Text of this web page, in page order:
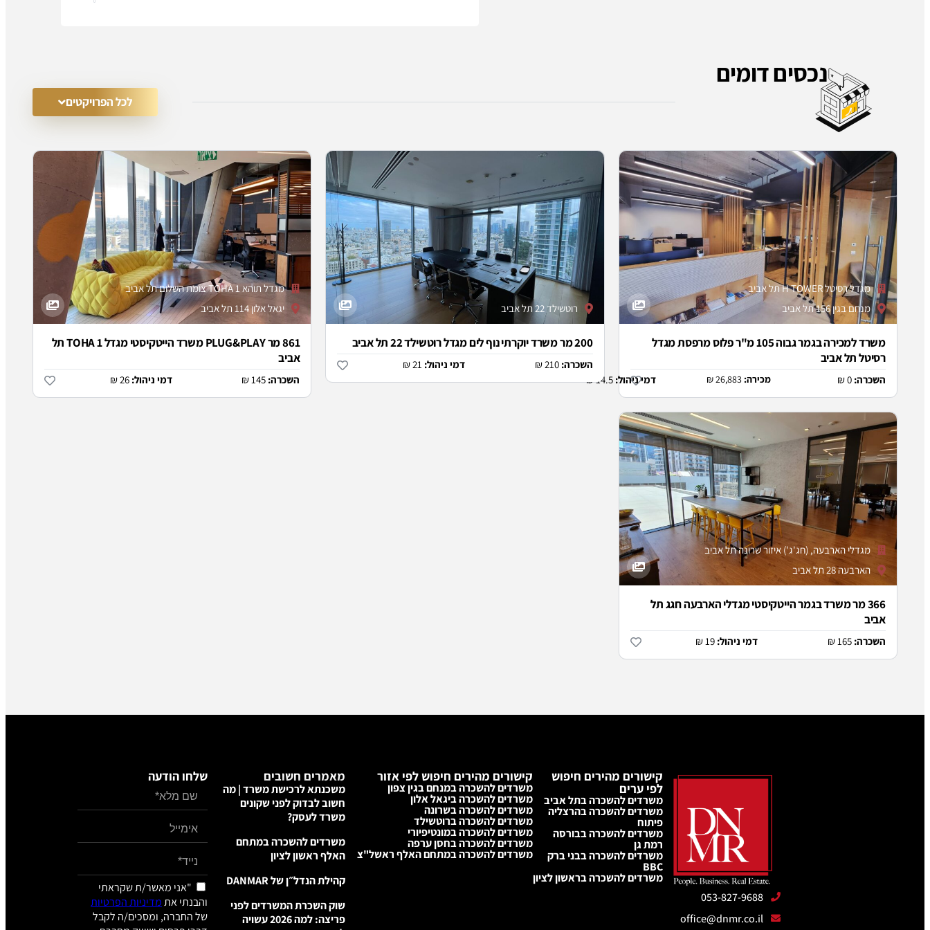
לכל הפרויקטים
נכסים דומים
מגדל רסיטל H TOWER תל אביב
מנחם בגין 156 תל אביב
משרד למכירה בגמר גבוה 105 מ"ר פלוס מרפסת מגדל
רסיטל תל אביב
השכרה: 0 ₪ מכירה: 26,883 ₪ דמי ניהול: 14.5 ₪
רוטשילד 22 תל אביב
200 מר משרד יוקרתי נוף לים מגדל רוטשילד 22 תל אביב
השכרה:210 ₪ דמי ניהול:
מגדל תוהא 1 TOHA צומת השלום תל אביב
יגאל אלון 114 תל אביב
861 מר PLUG&PLAY משרד הייטקיסטי מגדל TOHA 1 תל
אביב
השכרה: 145 ₪ דמי ניהול: 26 ₪
מגדלי הארבעה, (חג'ג') איזור שרונה תל אביב
הארבעה 28 תל אביב
366 מר משרד בגמר הייטקיסטי מגדלי הארבעה חגג תל
אביב
השכרה: 165 ₪ דמי ניהול:
053-827-9688
office@dnmr.co.il
קישורים מהירים חיפוש
לפי ערים
משרדים להשכרה בתל אביב
משרדים להשכרה בהרצליה
פיתוח
משרדים להשכרה בבורסה
רמת גן
משרדים להשכרה בבני ברק
BBC
משרדים להשכרה בראשון לציון
קישורים מהירים חיפוש לפי אזור
משרדים להשכרה במנחם בגין צפון
משרדים להשכרה ביגאל אלון
משרדים להשכרה בשרונה
משרדים להשכרה ברוטשילד
משרדים להשכרה במונטיפיורי
משרדים להשכרה בחסן ערפה
משרדים להשכרה במתחם האלף ראשל"צ
מאמרים חשובים
משכנתא לרכישת משרד | מה
חשוב לבדוק לפני שקונים
משרד לעסק?
משרדים להשכרה במתחם
האלף ראשון לציון
קהילת הנדל״ן של DANMAR
שוק השכרת המשרדים לפני
פריצה: למה 2026 עשויה
שלחו הודעה
"אני מאשר/ת שקראתי
והבנתי אתמדיניות הפרטיות
של החברה, ומסכים/ה לקבל